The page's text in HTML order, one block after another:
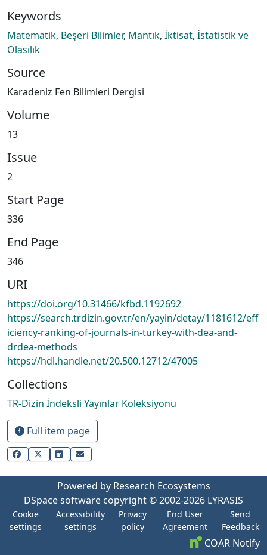
Keywords
Matematik, Beşeri Bilimler, Mantık, İktisat, İstatistik ve
Olasılık
Source
Karadeniz Fen Bilimleri Dergisi
Volume
13
Issue
2
Start Page
336
End Page
346
URI
https://doi.org/10.31466/kfbd.1192692
https://search.trdizin.gov.tr/en/yayin/detay/1181612/eff
iciency-ranking-of-journals-in-turkey-with-dea-and-
drdea-methods
https://hdl.handle.net/20.500.12712/47005
Collections
TR-Dizin İndeksli Yayınlar Koleksiyonu
Full item page
Powered by Research Ecosystems
DSpace software copyright © 2002-2026 LYRASIS
Cookie
settings
Accessibility
settings
Privacy
policy
End User
Agreement
Send
Feedback
COAR Notify